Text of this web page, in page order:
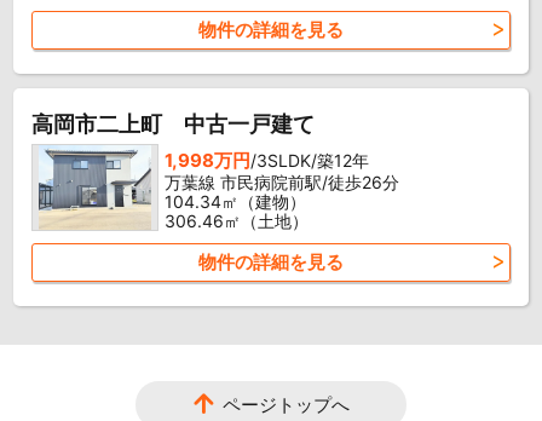
物件の詳細を見る
高岡市二上町 中古一戸建て
1,998万円/3SLDK/築12年
万葉線 市民病院前駅/徒歩26分
104.34㎡（建物）
306.46㎡（土地）
物件の詳細を見る
ページトップへ